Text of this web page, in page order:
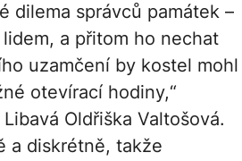
dilema správců památek –
a přitom ho nechat
uzamčení by kostel mohl
otevírací hodiny,“
Oldřiška Valtošová.
a diskrétně, takže